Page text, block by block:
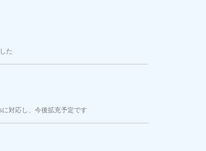
た
対応し、今後拡充予定です